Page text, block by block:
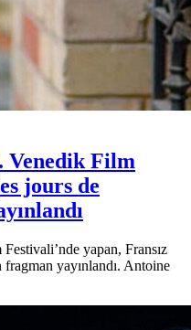
Venedik Film
jours de
yapan, Fransız
yayınlandı. Antoine